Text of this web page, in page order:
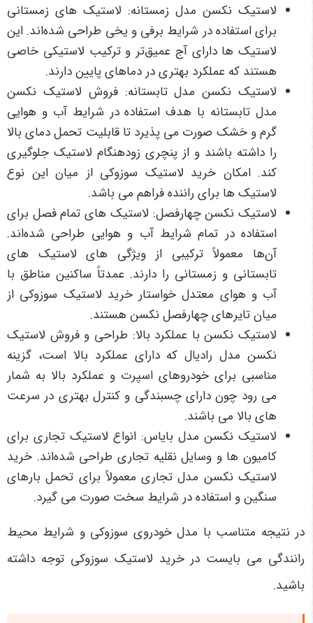
لاستیک نکسن مدل زمستانه: لاستیک های زمستانی
برای استفاده در شرایط برفی و یخی طراحی شده‌اند. این
لاستیک ها دارای آج عمیق‌تر و ترکیب لاستیکی خاصی
هستند که عملکرد بهتری در دماهای پایین دارند.
لاستیک نکسن مدل تابستانه: فروش لاستیک نکسن
مدل تابستانه با هدف استفاده در شرایط آب و هوایی
گرم و خشک صورت می پذیرد تا قابلیت تحمل دمای بالا
را داشته باشند و از پنچری زودهنگام لاستیک جلوگیری
کند. امکان خرید لاستیک سوزوکی از میان این نوع
لاستیک ها برای راننده فراهم می باشد.
لاستیک نکسن چهارفصل: لاستیک های تمام فصل برای
استفاده در تمام شرایط آب و هوایی طراحی شده‌اند.
آن‌ها معمولاً ترکیبی از ویژگی های لاستیک های
تابستانی و زمستانی را دارند. عمدتاً ساکنین مناطق با
آب و هوای معتدل خواستار خرید لاستیک سوزوکی از
میان تایرهای چهارفصل نکسن هستند.
لاستیک نکسن با عملکرد بالا: طراحی و فروش لاستیک
نکسن مدل رادیال که دارای عملکرد بالا است، گزینه
مناسبی برای خودروهای اسپرت و عملکرد بالا به شمار
می رود چون دارای چسبندگی و کنترل بهتری در سرعت‌
های بالا می باشند.
لاستیک نکسن مدل بایاس: انواع لاستیک تجاری برای
کامیون‌ ها و وسایل نقلیه تجاری طراحی شده‌اند. خرید
لاستیک نکسن مدل تجاری معمولاً برای تحمل بارهای
سنگین و استفاده در شرایط سخت صورت می گیرد.
در نتیجه متناسب با مدل خودروی سوزوکی و شرایط محیط
رانندگی می بایست در خرید لاستیک سوزوکی توجه داشته
باشید.